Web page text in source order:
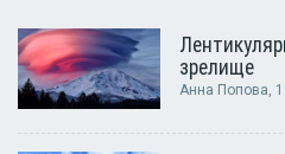
зрелище
Анна Попова,